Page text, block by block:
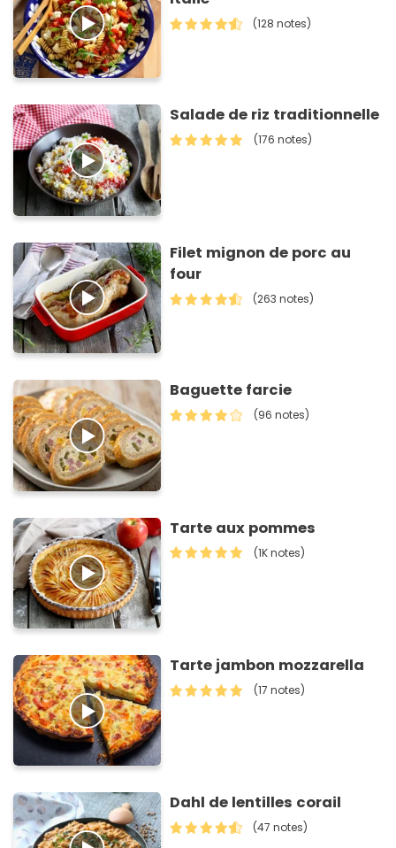
(128 notes)
Salade de riz traditionnelle
(176 notes)
Filet mignon de porc au
four
(263 notes)
Baguette farcie
(96 notes)
Tarte aux pommes
(1K notes)
Tarte jambon mozzarella
(17 notes)
Dahl de lentilles corail
(47 notes)